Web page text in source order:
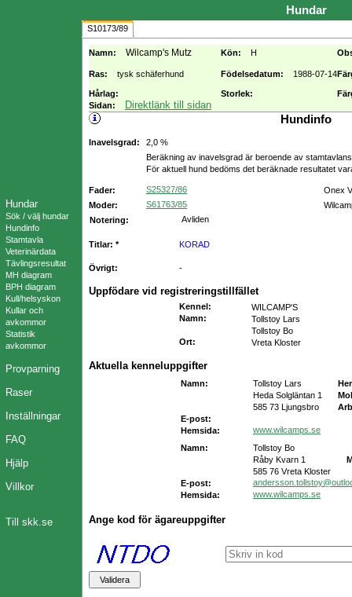
Hundar
Sök / välj hundar
Hundinfo
Stamtavla
Veterinärdata
Tävlingsresultat
MH diagram
BPH diagram
Kull/helsyskon
Kullar och
avkommor
Statistik
avkommor
Provparning
Raser
Inställningar
FAQ
Hjälp
Villkor
Till skk.se
Hundar
S10173/89
Namn: Wilcamp's Mutz Kön: H
Ras: tysk schäferhund Födelsedatum: 1988-07-14
Hårlag: Storlek:
Sidan:
Direktlänk till sidan
Hundinfo
Inavelsgrad:
2,0 %
Beräkning av inavelsgrad är beroende av
För aktuell hund bedöms det beräknade resultatet
Fader: S25327/86
Onex
Moder:
S61763/85
Notering:
Avliden
Titlar: * KORAD
Övrigt: -
Uppfödare vid registreringstillfället
Kennel :
WILCAMP'S
Namn:
Tollstoy Lars
Tollstoy Bo
Ort: Vreta Kloster
Aktuella kenneluppgifter
Namn: Tollstoy Lars
Heda Solgläntan 1
585 73 Ljungsbro
E-post:
Hemsida:
www.wilcamps.se
Namn:
Tollstoy Bo
Råby Kvarn 1
585 76 Vreta Kloster
E-post:
Hemsida:
www.wilcamps.se
Ange kod för ägareuppgifter